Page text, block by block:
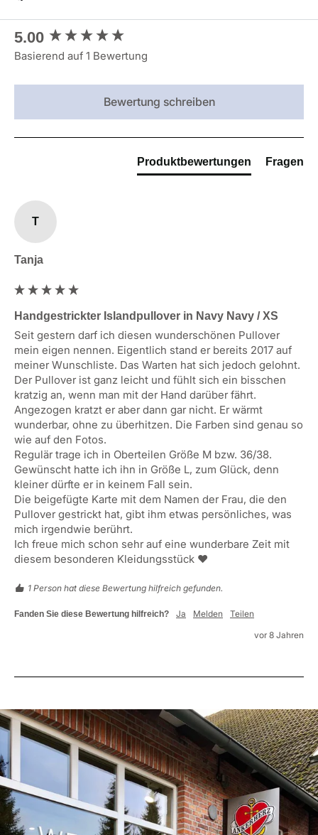
5.00
Basierend auf 1 Bewertung
Bewertung schreiben
Produktbewertungen Fragen
T
Tanja
Handgestrickter Islandpullover in Navy Navy / XS
Seit gestern darf ich diesen wunderschönen Pullover
mein eigen nennen. Eigentlich stand er bereits 2017 auf
meiner Wunschliste. Das Warten hat sich jedoch gelohnt.
Der Pullover ist ganz leicht und fühlt sich ein bisschen
kratzig an, wenn man mit der Hand darüber fährt.
Angezogen kratzt er aber dann gar nicht. Er wärmt
wunderbar, ohne zu überhitzen. Die Farben sind genau so
wie auf den Fotos.
Regulär trage ich in Oberteilen Größe M bzw. 36/38.
Gewünscht hatte ich ihn in Größe L, zum Glück, denn
kleiner dürfte er in keinem Fall sein.
Die beigefügte Karte mit dem Namen der Frau, die den
Pullover gestrickt hat, gibt ihm etwas persönliches, was
mich irgendwie berührt.
Ich freue mich schon sehr auf eine wunderbare Zeit mit
diesem besonderen Kleidungsstück ❤️
1 Person hat diese Bewertung hilfreich gefunden.
Fanden Sie diese Bewertung hilfreich? Ja Melden
Teilen
vor 8 Jahren
New content loaded